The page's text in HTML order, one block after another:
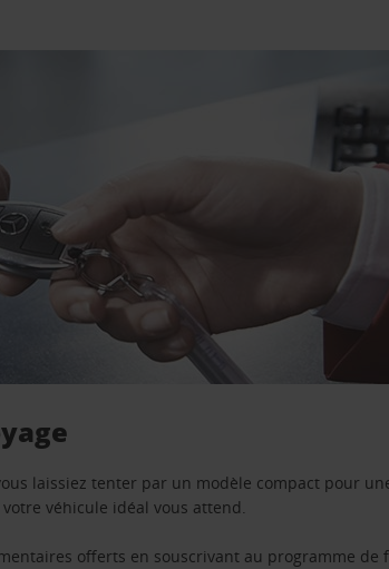
laissiez tenter par un modèle compact pour
véhicule idéal vous attend.
offerts en souscrivant au programme